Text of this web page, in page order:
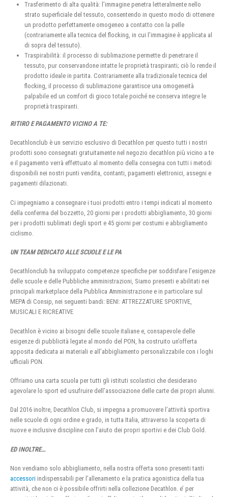
Trasferimento di alta qualità: l’immagine penetra letteralmente nello
strato superficiale del tessuto, consentendo in questo modo di ottenere
un prodotto perfettamente omogeneo a contatto con la pelle
(contrariamente alla tecnica del flocking, in cui l’immagine è applicata al
di sopra del tessuto).
Traspirabilità: il processo di sublimazione permette di penetrare il
tessuto, pur conservandone intatte le proprietà traspiranti; ciò lo rende il
prodotto ideale in partita. Contrariamente alla tradizionale tecnica del
flocking, il processo di sublimazione garantisce una omogeneità
palpabile ed un comfort di gioco totale poiché ne conserva integre le
proprietà traspiranti.
RITIRO E PAGAMENTO VICINO A TE:
Decathlonclub è un servizio esclusivo di Decathlon per questo tutti i nostri
prodotti sono consegnati gratuitamente nel negozio decathlon più vicino a te
e il pagamento verrà effettuato al momento della consegna con tutti i metodi
disponibili nei nostri punti vendita, contanti, pagamenti elettronici, assegni e
pagamenti dilazionati.
Ci impegniamo a consegnare i tuoi prodotti entro i tempi indicati al momento
della conferma del bozzetto, 20 giorni per i prodotti abbigliamento, 30 giorni
per i prodotti sublimati degli sport e 45 giorni per costumi e abbigliamento
ciclismo.
UN TEAM DEDICATO ALLE SCUOLE E LE PA
Decathlonclub ha sviluppato competenze specifiche per soddisfare l’esigenze
delle scuole e delle Pubbliche amministrazioni, Siamo presenti e abilitati nei
principali marketplace della Pubblica Amministrazione e in particolare sul
MEPA di Consip, nei seguenti bandi: BENI: ATTREZZATURE SPORTIVE,
MUSICALI E RICREATIVE
Decathlon è vicino ai bisogni delle scuole italiane e, consapevole delle
esigenze di pubblicità legate al mondo del PON, ha costruito un’offerta
apposita dedicata ai materiali e all’abbigliamento personalizzabile con i loghi
ufficiali PON.
Offriamo una carta scuola per tutti gli istituti scolastici che desiderano
agevolare lo sport ed usufruire dell’associazione delle carte dei propri alunni.
Dal 2016 inoltre, Decathlon Club, si impegna a promuovere l’attività sportiva
nelle scuole di ogni ordine e grado, in tutta Italia, attraverso la scoperta di
nuove e inclusive discipline con l’aiuto dei propri sportivi e dei Club Gold.
ED INOLTRE…
Non vendiamo solo abbigliamento, nella nostra offerta sono presenti tanti
accessori indispensabili per l’allenamento e la pratica agonistica della tua
attività, che non ci è possibile offrirti nella collezione Decathlon. e’ per